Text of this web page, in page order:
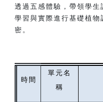
透過五感體驗，帶領學生
學習與實際進行基礎植
密。
時間
單元名
稱